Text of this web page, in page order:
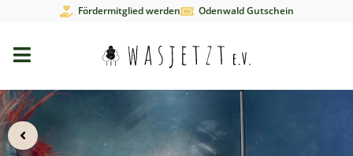
Fördermitglied werden Odenwald Gutschein